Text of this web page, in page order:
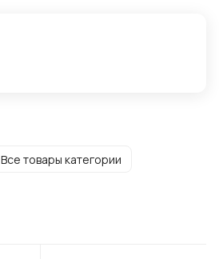
Все товары категории